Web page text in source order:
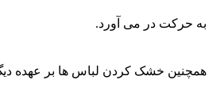
به حرکت در می آورد.
همچنین خشک کردن لباس ها بر عهده